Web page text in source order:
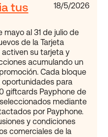
tus
18/5/2026
al 31 de julio de
de la Tarjeta
su tarjeta y
acumulando un
Cada bloque
para
giftcards Payphone de
mediante
por Payphone.
y condiciones
comerciales de la